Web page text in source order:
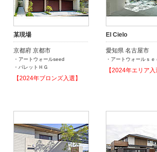
某現場
京都府 京都市
・アートウォールseed
・パレットＨＧ
【2024年ブロンズ入選】
El Cielo
愛知県 名古屋市
・アートウォールｓｅ
【2024年エリア入